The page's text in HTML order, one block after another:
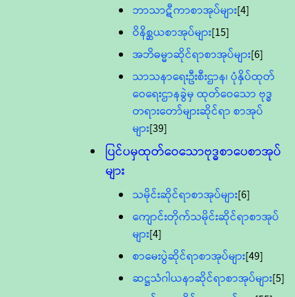
ဘာသာဋီကာစာအုပ်များ[4]
ဝိနိစ္ဆယစာအုပ်များ[15]
အဘိဓမ္မာဆိုင်ရာစာအုပ်များ[6]
သာသနာရေးဦးစီးဌာန၊ ပုံနှိပ်ထုတ်
ဝေရေးဌာနခွဲမှ ထုတ်ဝေသော ဗုဒ္ဓ
တရားတော်များဆိုင်ရာ စာအုပ်
များ[39]
ပြင်ပမှထုတ်ဝေသောဗုဒ္ဓစာပေစာအုပ်
များ
သမိုင်းဆိုင်ရာစာအုပ်များ[6]
ကျောင်းတိုက်သမိုင်းဆိုင်ရာစာအုပ်
များ[4]
စာမေးပွဲဆိုင်ရာစာအုပ်များ[49]
ဆဋ္ဌသံဂါယနာဆိုင်ရာစာအုပ်များ[5]